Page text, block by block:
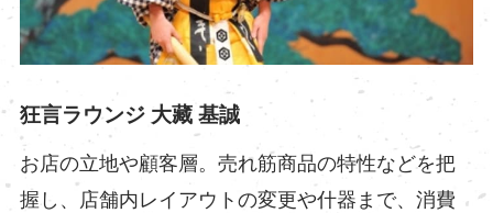
狂言ラウンジ 大藏 基誠
お店の立地や顧客層。売れ筋商品の特性などを把
握し、店舗内レイアウトの変更や什器まで、消費